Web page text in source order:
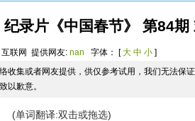
纪录片《中国春节》 第84期
互联网 提供网友: nan 字体： [大 中 小 ]
收集或者网友提供，供仅参考试用，我们无法保
以歉意。
(单词翻译:双击或拖选)